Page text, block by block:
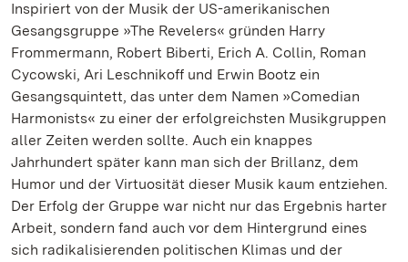
Inspiriert von der Musik der US-amerikanischen
Gesangsgruppe »The Revelers« gründen Harry
Frommermann, Robert Biberti, Erich A. Collin, Roman
Cycowski, Ari Leschnikoff und Erwin Bootz ein
Gesangsquintett, das unter dem Namen »Comedian
Harmonists« zu einer der erfolgreichsten Musikgruppen
aller Zeiten werden sollte. Auch ein knappes
Jahrhundert später kann man sich der Brillanz, dem
Humor und der Virtuosität dieser Musik kaum entziehen.
Der Erfolg der Gruppe war nicht nur das Ergebnis harter
Arbeit, sondern fand auch vor dem Hintergrund eines
sich radikalisierenden politischen Klimas und der